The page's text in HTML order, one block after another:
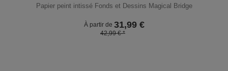
Papier peint intissé Fonds et Dessins Magical Bridge
À partir de 31,99€
42,99 € *